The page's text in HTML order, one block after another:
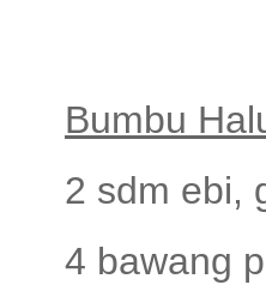
Bumbu
2 sdm ebi,
4 bawang